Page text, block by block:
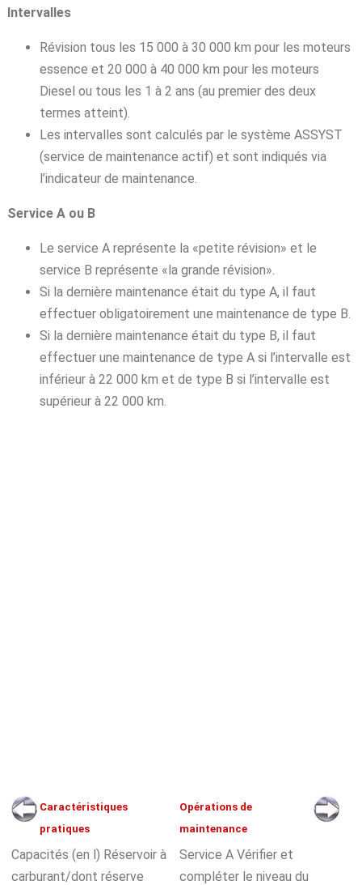
Intervalles
Révision tous les 15 000 à 30 000 km pour les moteurs
essence et 20 000 à 40 000 km pour les moteurs
Diesel ou tous les 1 à 2 ans (au premier des deux
termes atteint).
Les intervalles sont calculés par le système ASSYST
(service de maintenance actif) et sont indiqués via
l’indicateur de maintenance.
Service A ou B
Le service A représente la «petite révision» et le
service B représente «la grande révision».
Si la dernière maintenance était du type A, il faut
effectuer obligatoirement une maintenance de type B.
Si la dernière maintenance était du type B, il faut
effectuer une maintenance de type A si l’intervalle est
inférieur à 22 000 km et de type B si l’intervalle est
supérieur à 22 000 km.
Caractéristiques
pratiques
Capacités (en l) Réservoir à
carburant/dont réserve
Opérations de
maintenance
Service A Vérifier et
compléter le niveau du